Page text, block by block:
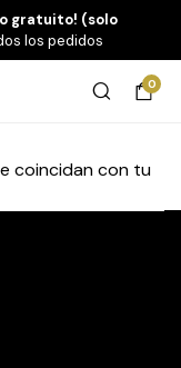
gratuito! (solo
los pedidos
0
coincidan con tu